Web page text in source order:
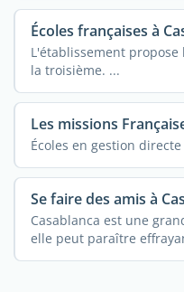
Écoles françaises à
L'établissement
la troisième. ...
Les missions
Écoles en gestion directe
Se faire des amis à
Casablanca est une
elle peut paraître